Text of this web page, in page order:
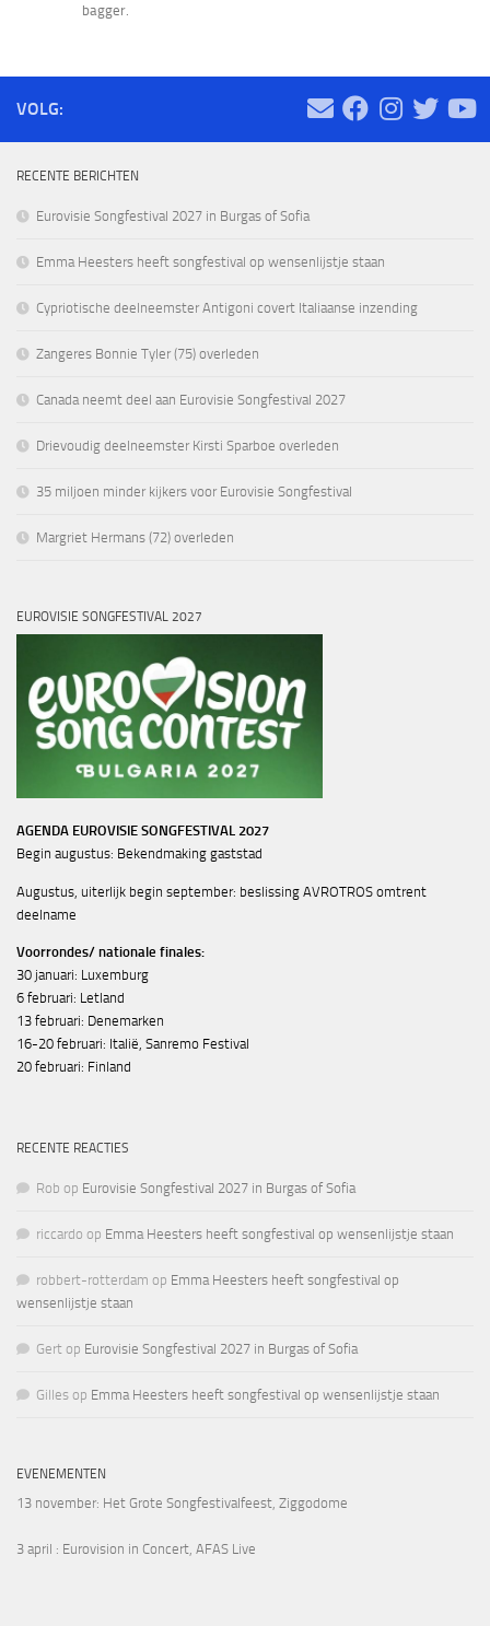
bagger.
VOLG:
RECENTE BERICHTEN
Eurovisie Songfestival 2027 in Burgas of Sofia
Emma Heesters heeft songfestival op wensenlijstje staan
Cypriotische deelneemster Antigoni covert Italiaanse inzending
Zangeres Bonnie Tyler (75) overleden
Canada neemt deel aan Eurovisie Songfestival 2027
Drievoudig deelneemster Kirsti Sparboe overleden
35 miljoen minder kijkers voor Eurovisie Songfestival
Margriet Hermans (72) overleden
EUROVISIE SONGFESTIVAL 2027
AGENDA EUROVISIE SONGFESTIVAL 2027
Begin augustus: Bekendmaking gaststad
Augustus, uiterlijk begin september: beslissing AVROTROS omtrent
deelname
Voorrondes/ nationale finales:
30 januari: Luxemburg
6 februari: Letland
13 februari: Denemarken
16-20 februari: Italië, Sanremo Festival
20 februari: Finland
RECENTE REACTIES
Rob op Eurovisie Songfestival 2027 in Burgas of Sofia
riccardo op Emma Heesters heeft songfestival op wensenlijstje staan
robbert-rotterdam op Emma Heesters heeft songfestival op
wensenlijstje staan
Gert op Eurovisie Songfestival 2027 in Burgas of Sofia
Gilles op Emma Heesters heeft songfestival op wensenlijstje staan
EVENEMENTEN
13 november: Het Grote Songfestivalfeest, Ziggodome
3 april : Eurovision in Concert, AFAS Live